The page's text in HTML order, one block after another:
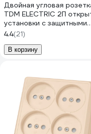
Двойная угловая
TDM ELECTRIC 2П
установки с защитными
шторками IP20 250В 10А
слолоная кость "Ладога"
SQ1801-0242
4.4(21)
В корзину